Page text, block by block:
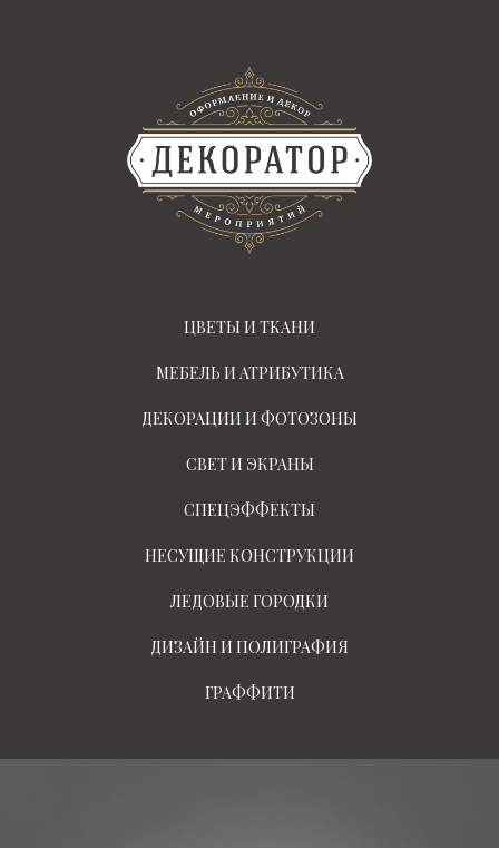
ЦВЕТЫ И ТКАНИ
МЕБЕЛЬ И АТРИБУТИКА
ДЕКОРАЦИИ И ФОТОЗОНЫ
СВЕТ И ЭКРАНЫ
СПЕЦЭФФЕКТЫ
НЕСУЩИЕ КОНСТРУКЦИИ
ЛЕДОВЫЕ ГОРОДКИ
ДИЗАЙН И ПОЛИГРАФИЯ
ГРАФФИТИ